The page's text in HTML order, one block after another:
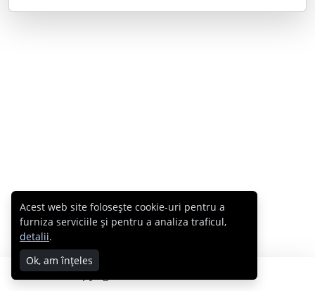
Copyright © 2007 - 2026 Cabral.ro
Acest web site folosește cookie-uri pentru a
furniza serviciile și pentru a analiza traficul,
detalii.
Ok, am înțeles